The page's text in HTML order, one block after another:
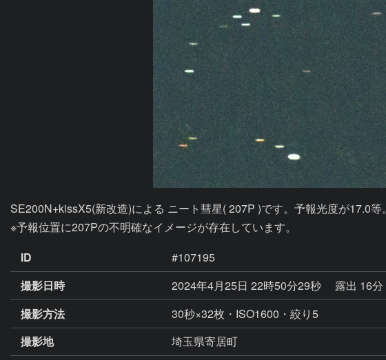
SE200N+kissX5(新改造)による ニート彗星( 207P )です。予報光度が17.0等。
※予報位置に207Pの不明確なイメージが存在しています。
ID
#107195
撮影日時
2024年4月25日 22時50分29秒
露出 16分
撮影方法
30秒×32枚・ISO1600・絞り5
撮影地
埼玉県寄居町